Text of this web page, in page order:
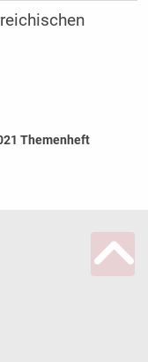
Themenheft